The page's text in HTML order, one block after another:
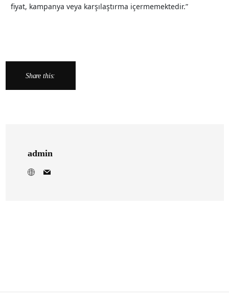
fiyat, kampanya veya karşılaştırma içermemektedir.”
Share this:
admin